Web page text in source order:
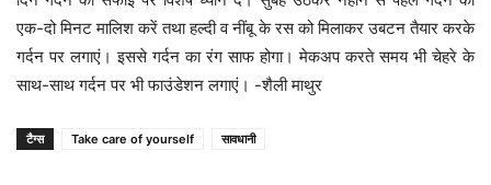
एक-दो मिनट मालिश करें तथा हल्दी व नींबू के रस को मिलाकर उबटन तैयार करके
गर्दन पर लगाएं। इससे गर्दन का रंग साफ होगा। मेकअप करते समय भी चेहरे के
साथ-साथ गर्दन पर भी फाउंडेशन लगाएं। -शैली माथुर
टैग्स Take care of yourself सावधानी